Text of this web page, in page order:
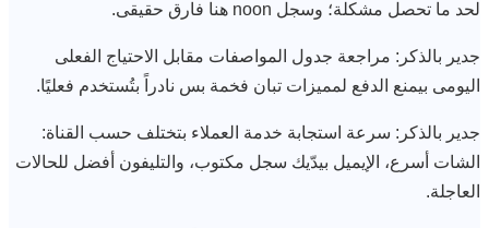
لحد ما تحصل مشكلة؛ وسجل noon هنا فارق حقيقى.
جدير بالذكر: مراجعة جدول المواصفات مقابل الاحتياج الفعلى
اليومى بيمنع الدفع لمميزات تبان فخمة بس نادراً بتُستخدم فعليًا.
جدير بالذكر: سرعة استجابة خدمة العملاء بتختلف حسب القناة:
الشات أسرع، الإيميل بيدّيك سجل مكتوب، والتليفون أفضل للحالات
العاجلة.